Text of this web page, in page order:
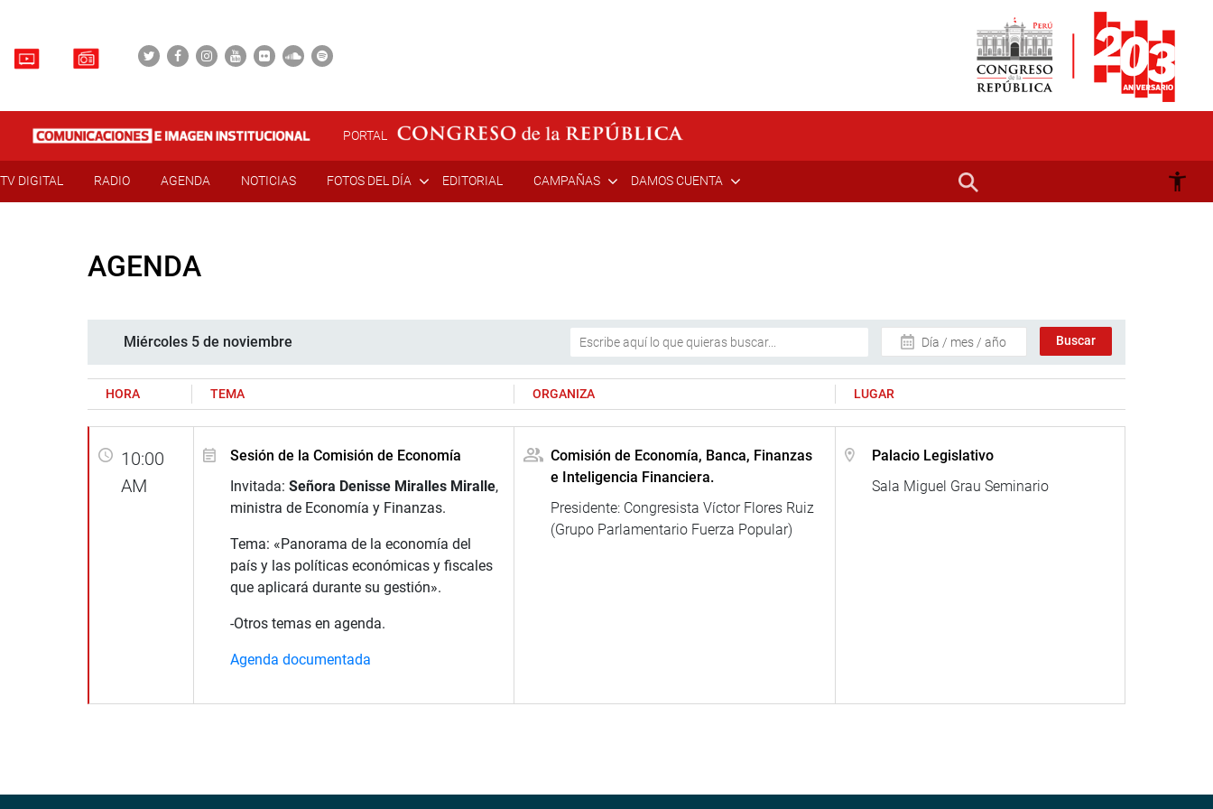
PORTAL
TV DIGITAL RADIO AGENDA NOTICIAS FOTOS DEL DÍA EDITORIAL CAMPAÑAS DAMOS CUENTA
AGENDA
Miércoles 5 de noviembre Día / mes / año
HORA TEMA ORGANIZA LUGAR
10:00
AM
Sesión de la Comisión de Economía
Invitada: Señora Denisse Miralles Miralle,
ministra de Economía y Finanzas.
Tema: «Panorama de la economía del
país y las políticas económicas y fiscales
que aplicará durante su gestión».
-Otros temas en agenda.
Agenda documentada
Comisión de Economía, Banca, Finanzas
e Inteligencia Financiera.
Presidente: Congresista Víctor Flores Ruiz
(Grupo Parlamentario Fuerza Popular)
Palacio Legislativo
Sala Miguel Grau Seminario